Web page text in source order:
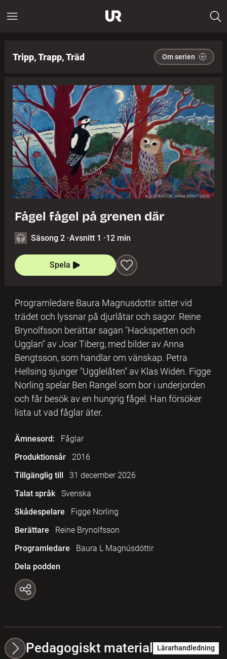
Tripp, Trapp, Träd Om serien
Fågel fågel på grenen där
Säsong 2 ·Avsnitt 1 ·12 min
Spela
Programledare Baura Magnusdottir sitter vid
trädet och lyssnar på djurlåtar och sagor. Reine
Brynolfsson berättar sagan "Hackspetten och
Ugglan" av Joar Tiberg, med bilder av Anna
Bengtsson, som handlar om vänskap. Petra
Hellsing sjunger "Ugglelåten" av Klas Widén. Figge
Norling spelar Ben Rangel som bor i underjorden
och får besök av en hungrig fågel. Han försöker
lista ut vad fåglar äter.
Ämnesord:
Fåglar
Produktionsår
2016
Tillgänglig till
31 december 2026
Talat språk
Svenska
Skådespelare
Figge Norling
Berättare
Reine Brynolfsson
Programledare
Baura L Magnúsdóttir
Dela podden
Pedagogiskt material Lärarhandledning